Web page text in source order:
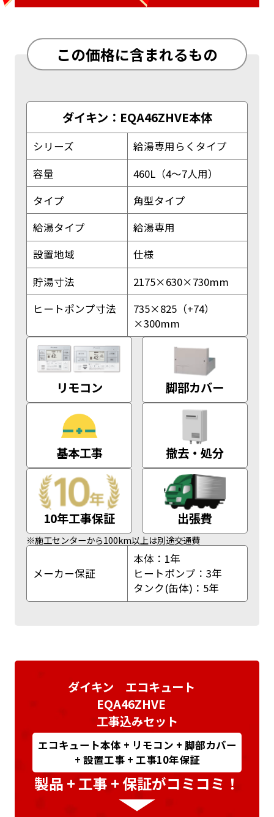
この価格に含まれるもの
ダイキン：EQA46ZHVE本体
シリーズ
給湯専用らくタイプ
容量
460L（4～7人用）
タイプ
角型タイプ
給湯タイプ
給湯専用
設置地域
仕様
貯湯寸法
2175×630×730mm
ヒートポンプ寸法
735×825（+74）
×300mm
リモコン 脚部カバー
基本工事 撤去・処分
10年工事保証 出張費
※施工センターから100km以上は別途交通費
メーカー保証
本体：1年
ヒートポンプ：3年
タンク(缶体)：5年
ダイキン エコキュート
EQA46ZHVE
工事込みセット
エコキュート本体 + リモコン + 脚部カバー
+ 設置工事 + 工事10年保証
製品 + 工事 + 保証がコミコミ！